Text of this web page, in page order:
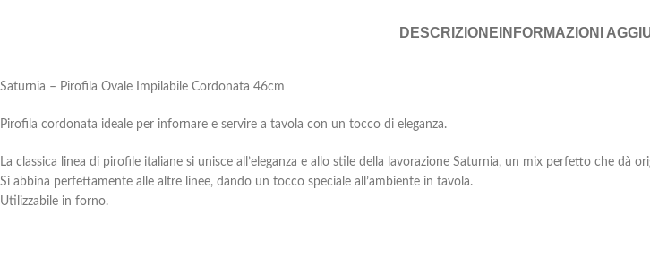
DESCRIZIONE INFORMAZIONI
Saturnia – Pirofila Ovale Impilabile Cordonata 46cm
Pirofila cordonata ideale per infornare e servire a tavola con un tocco di eleganza.
La classica linea di pirofile italiane si unisce all’eleganza e allo stile della lavorazione Saturnia, un mix perfetto che dà
Si abbina perfettamente alle altre linee, dando un tocco speciale all’ambiente in tavola.
Utilizzabile in forno.